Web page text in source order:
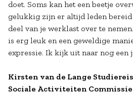
doet. Soms kan het een beetje
gelukkig zijn er altijd leden bereid
deel van je werklast over te
is erg leuk en een geweldige
expressie. Ik kijk uit naar nog een
Kirsten van de Lange
Sociale Activiteiten Commissie